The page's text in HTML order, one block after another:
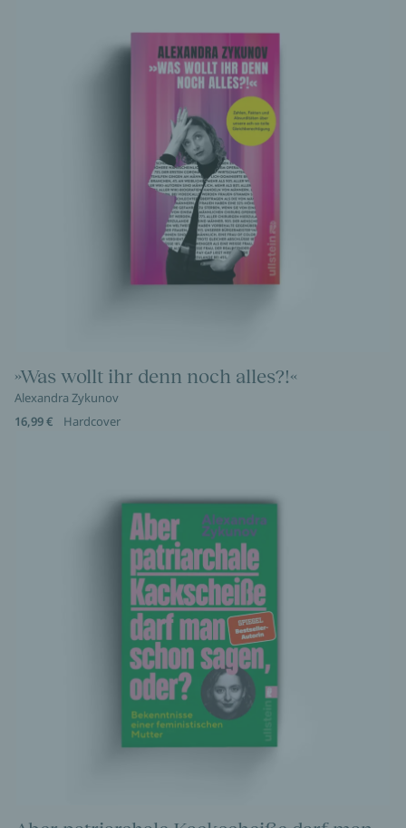
»Was wollt ihr denn noch alles?!«
Alexandra Zykunov
16,99 €
Hardcover